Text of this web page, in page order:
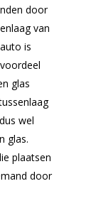
door
van
is
glas
wel
glas.
plaatsen
door